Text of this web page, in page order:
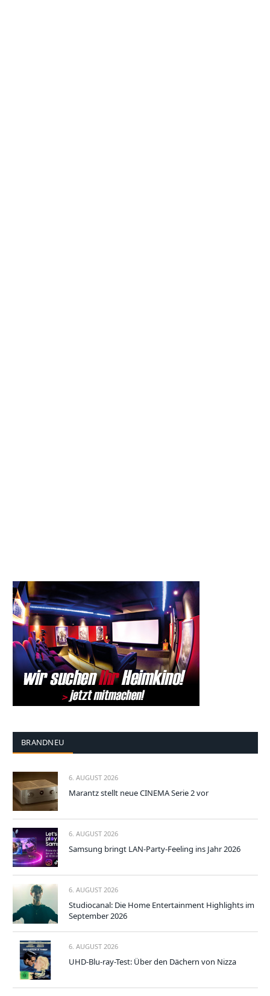
BRANDNEU
6. AUGUST 2026
Marantz stellt neue CINEMA Serie 2 vor
6. AUGUST 2026
Samsung bringt LAN-Party-Feeling ins Jahr 2026
6. AUGUST 2026
Studiocanal: Die Home Entertainment Highlights im
September 2026
6. AUGUST 2026
UHD-Blu-ray-Test: Über den Dächern von Nizza